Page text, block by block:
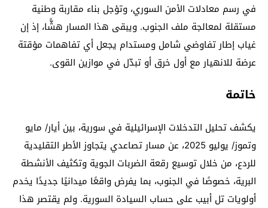
في رسم معادلات الأمن السوري، وتؤجل بناء مقاربة وطنية
مستقلة لمعالجة ملف الجنوب. ويبقى هذا المسار هشًّا، إذ إن
غياب إطار تفاوضي شامل ومستدام يجعل أي تفاهمات مؤقتة
عرضة للانهيار مع أول خرق أو تبدّل في موازين القوى.
خاتمة
يكشف تحليل التدخلات الإسرائيلية في سورية، بين أيار/ مايو
وتموز/ يوليو 2025، عن مسار تصاعدي يتجاوز الأطر التقليدية
للردع، من خلال توسيع رقعة الضربات الجوية وتكثيف الأنشطة
البرية، خصوصًا في الجنوب، بما يفرض واقعًا ميدانيًا جديدًا يخدم
أولويات تل أبيب على حساب السيادة السورية. ولم يقتصر هذا